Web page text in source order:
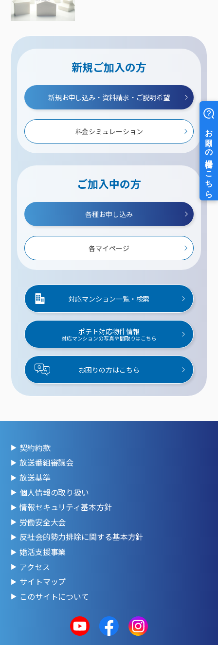
新規ご加入の方
新規お申し込み・資料請求・ご説明希望
料金シミュレーション
ご加入中の方
各種お申し込み
各マイページ
対応マンション一覧・検索
ポテト対応物件情報
対応マンションの写真や間取りはこちら
お困りの方はこちら
契約約款
放送番組審議会
放送基準
個人情報の取り扱い
情報セキュリティ基本方針
労働安全大会
反社会的勢力排除に関する基本方針
婚活支援事業
アクセス
サイトマップ
このサイトについて